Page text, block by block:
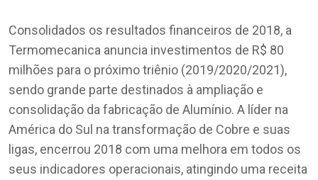
Consolidados os resultados financeiros de 2018, a
Termomecanica anuncia investimentos de R$ 80
milhões para o próximo triênio (2019/2020/2021),
sendo grande parte destinados à ampliação e
consolidação da fabricação de Alumínio. A líder na
América do Sul na transformação de Cobre e suas
ligas, encerrou 2018 com uma melhora em todos os
seus indicadores operacionais, atingindo uma receita